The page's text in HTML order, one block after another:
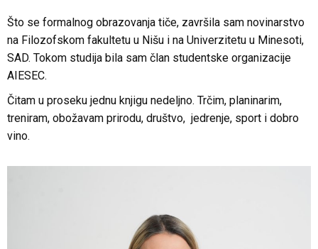
Što se formalnog obrazovanja tiče, završila sam novinarstvo
na Filozofskom fakultetu u Nišu i na Univerzitetu u Minesoti,
SAD. Tokom studija bila sam član studentske organizacije
AIESEC.
Čitam u proseku jednu knjigu nedeljno. Trčim, planinarim,
treniram, obožavam prirodu, društvo, jedrenje, sport i dobro
vino.